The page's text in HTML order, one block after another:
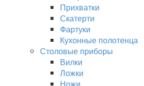
Прихватки
Скатерти
Фартуки
Кухонные полотенца
Столовые приборы
Вилки
Ложки